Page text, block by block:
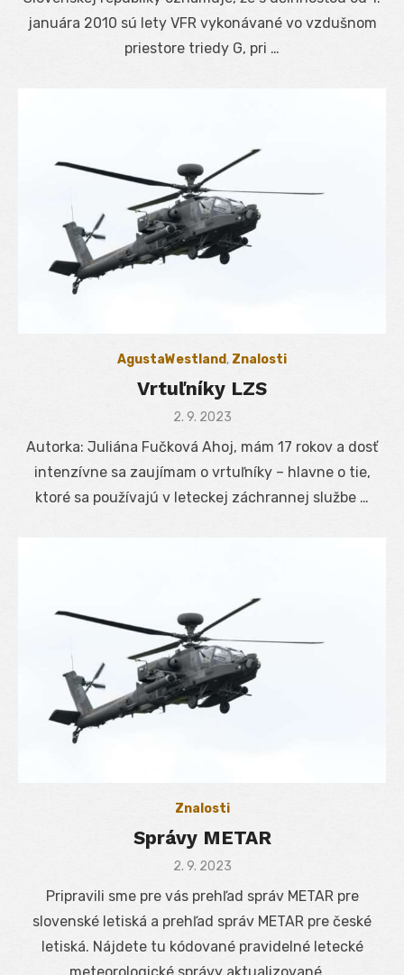
januára 2010 sú lety VFR vykonávané vo vzdušnom
priestore triedy G, pri …
AgustaWestland, Znalosti
Vrtuľníky LZS
Posted
2. 9. 2023
Autorka: Juliána Fučková Ahoj, mám 17 rokov a dosť
intenzívne sa zaujímam o vrtuľníky – hlavne o tie,
ktoré sa používajú v leteckej záchrannej službe …
Znalosti
Správy METAR
Posted
2. 9. 2023
Pripravili sme pre vás prehľad správ METAR pre
slovenské letiská a prehľad správ METAR pre české
letiská. Nájdete tu kódované pravidelné letecké